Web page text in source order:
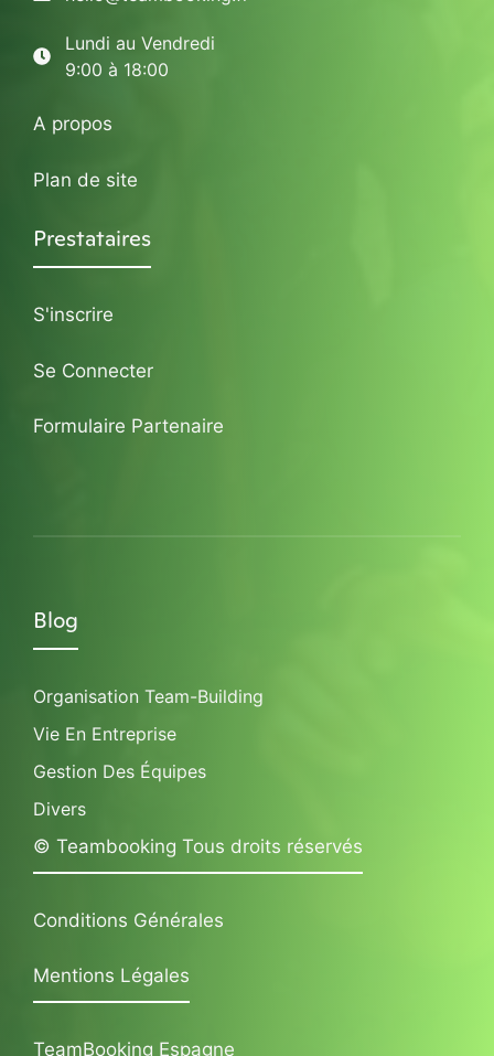
Lundi au Vendredi
9:00 à 18:00
A propos
Plan de site
Prestataires
S'inscrire
Se Connecter
Formulaire Partenaire
Blog
Organisation Team-Building
Vie En Entreprise
Gestion Des Équipes
Divers
© Teambooking Tous droits réservés
Conditions Générales
Mentions Légales
TeamBooking Espagne